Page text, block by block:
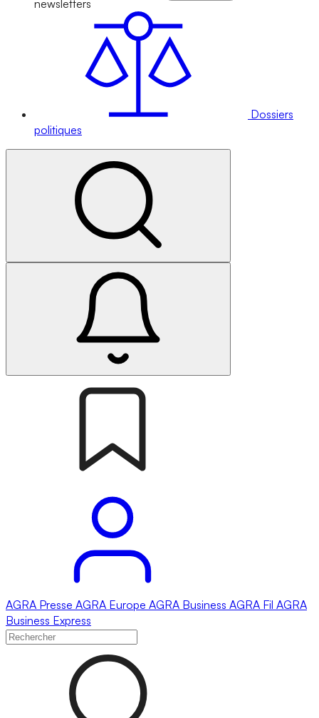
newsletters
Dossiers
politiques
AGRA Presse AGRA Europe AGRA Business AGRA Fil AGRA
Business Express